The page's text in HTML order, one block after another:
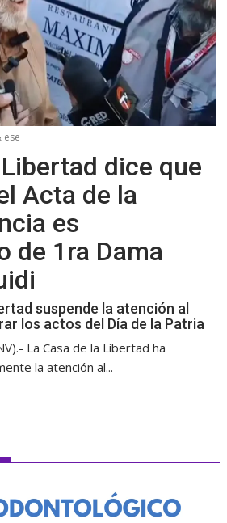
ese
dice que
Acta de la
es
de 1ra Dama
suspende la atención al
los actos del Día de la Patria
La Casa de la Libertad ha
la atención al...